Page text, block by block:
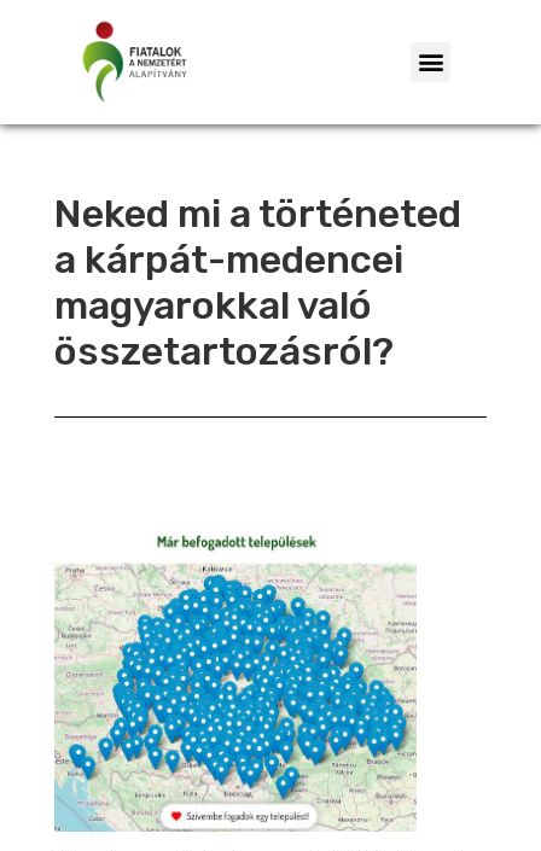
Neked mi a történeted
a kárpát-medencei
magyarokkal való
összetartozásról?